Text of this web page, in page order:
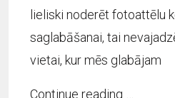
lieliski noderēt fotoattēlu
saglabāšanai, tai
vietai, kur mēs glabājam
Continue reading …